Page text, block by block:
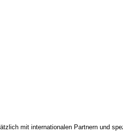
mit internationalen Partnern und